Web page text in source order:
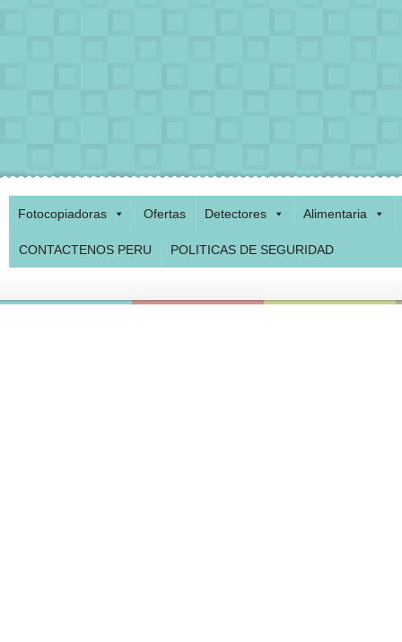
Fotocopiadoras Ofertas Detectores Alimentaria
CONTACTENOS PERU POLITICAS DE SEGURIDAD